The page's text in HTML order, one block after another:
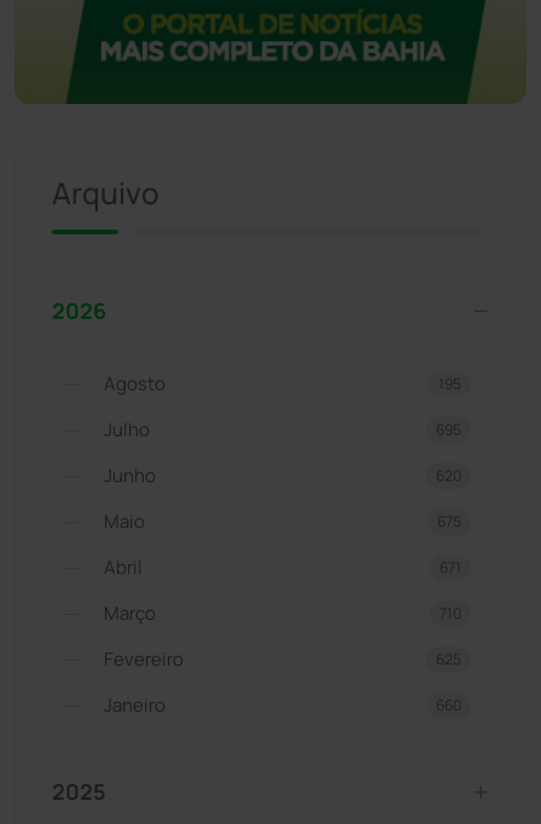
Arquivo
2026
Agosto 195
Julho 695
Junho 620
Maio 675
Abril 671
Março 710
Fevereiro 625
Janeiro 660
2025